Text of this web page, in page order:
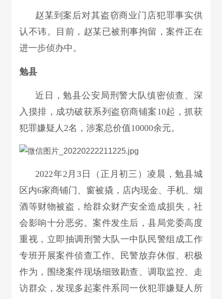
赵某到案后对其盗窃商业门店犯罪事实供
认不讳。目前，赵某已被刑事拘留，案件正在
进一步侦办中。
勉县
近日，勉县公安局刑警大队缜密侦查、深
入摸排，成功破获系列盗窃商铺案10起，抓获
犯罪嫌疑人2名，涉案总价值10000余元。
2022年2月3日（正月初三）凌晨，勉县城
区内6家商铺门、窗被撬，店内现金、手机、烟
酒等财物被盗，给群众财产安全造成损失，社
会影响十分恶劣。案件发生后，县局党委高度
重视，立即抽调刑警大队一中队民警组成工作
专班开展案件侦查工作。民警放弃休假、积极
作为，围绕案件现场细致勘查、调取监控、走
访群众，发现多起案件系同一伙犯罪嫌疑人所